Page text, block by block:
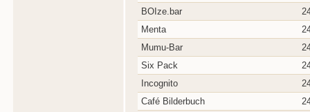
BOIze.bar
Menta
Mumu-Bar
Six Pack
Incognito
Café Bilderbuch